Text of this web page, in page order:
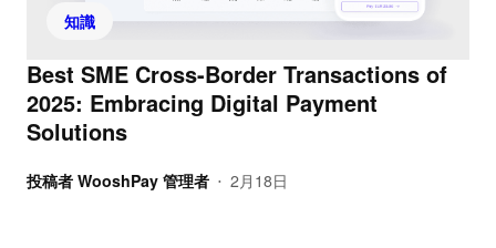
知識
Best SME Cross-Border Transactions of
2025: Embracing Digital Payment
Solutions
投稿者 WooshPay 管理者 • 2月18日